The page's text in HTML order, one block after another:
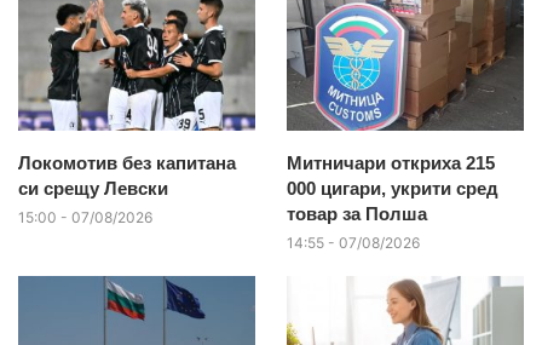
Локомотив без капитана
си срещу Левски
15:00 - 07/08/2026
Митничари откриха 215
000 цигари, укрити сред
товар за Полша
14:55 - 07/08/2026